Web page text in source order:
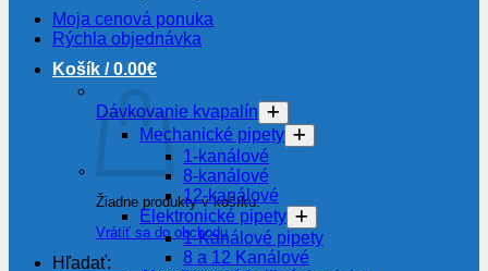
Moja cenová ponuka
Rýchla objednávka
Košík /0.00€
Žiadne produkty v košíku.
Vrátiť sa do obchodu
Hľadať:
Dávkovanie kvapalín
Mechanické pipety
1-kanálové
8-kanálové
12-kanálové
Elektronické pipety
1-Kanálové pipety
8 a 12 Kanálové